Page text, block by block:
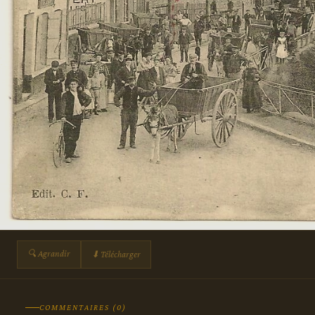
🔍 Agrandir ⬇ Télécharger
COMMENTAIRES (0)